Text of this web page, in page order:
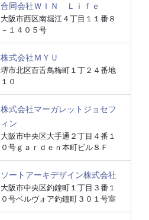
合同会社ＷＩＮ Ｌｉｆｅ
大阪市西区南堀江４丁目１１番８
－１４０５号
株式会社ＭＹＵ
堺市北区百舌鳥梅町１丁２４番地
１０
株式会社マーガレットジョセフ
ィン
大阪市中央区大手通２丁目４番１
０号ｇａｒｄｅｎ本町ビル８Ｆ
ソートアーキデザイン株式会社
大阪市中央区釣鐘町１丁目３番１
０号ベルヴォア釣鐘町３０１号室